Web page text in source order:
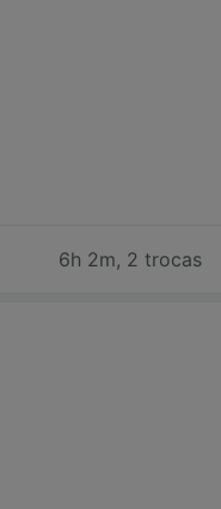
6h 2m, 2 trocas